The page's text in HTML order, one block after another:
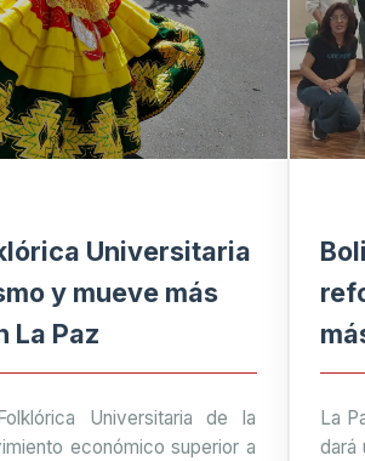
Universitaria
y mueve más
La Paz
Universitaria de la
económico superior a
La
dará